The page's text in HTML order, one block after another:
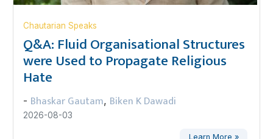
Chautarian Speaks
Q&A: Fluid Organisational Structures
were Used to Propagate Religious
Hate
- Bhaskar Gautam, Biken K Dawadi
2026-08-03
Learn More »